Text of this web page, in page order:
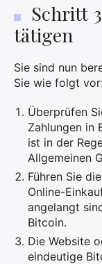
Schritt
tätigen
Sie sind nun
Sie wie folgt
Überprüfen
Zahlungen in
ist in der
Allgemeinen
Führen Sie
Online-
angelangt
Bitcoin.
Die Website
eindeutige